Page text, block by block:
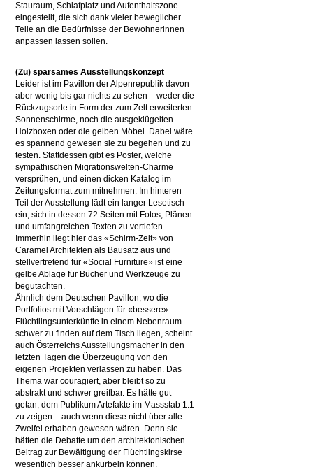
Stauraum, Schlafplatz und Aufenthaltszone
eingestellt, die sich dank vieler beweglicher
Teile an die Bedürfnisse der Bewohnerinnen
anpassen lassen sollen.
(Zu) sparsames Ausstellungskonzept
Leider ist im Pavillon der Alpenrepublik davon
aber wenig bis gar nichts zu sehen – weder die
Rückzugsorte in Form der zum Zelt erweiterten
Sonnenschirme, noch die ausgeklügelten
Holzboxen oder die gelben Möbel. Dabei wäre
es spannend gewesen sie zu begehen und zu
testen. Stattdessen gibt es Poster, welche
sympathischen Migrationswelten-Charme
versprühen, und einen dicken Katalog im
Zeitungsformat zum mitnehmen. Im hinteren
Teil der Ausstellung lädt ein langer Lesetisch
ein, sich in dessen 72 Seiten mit Fotos, Plänen
und umfangreichen Texten zu vertiefen.
Immerhin liegt hier das «Schirm-Zelt» von
Caramel Architekten als Bausatz aus und
stellvertretend für «Social Furniture» ist eine
gelbe Ablage für Bücher und Werkzeuge zu
begutachten.
Ähnlich dem Deutschen Pavillon, wo die
Portfolios mit Vorschlägen für «bessere»
Flüchtlingsunterkünfte in einem Nebenraum
schwer zu finden auf dem Tisch liegen, scheint
auch Österreichs Ausstellungsmacher in den
letzten Tagen die Überzeugung von den
eigenen Projekten verlassen zu haben. Das
Thema war couragiert, aber bleibt so zu
abstrakt und schwer greifbar. Es hätte gut
getan, dem Publikum Artefakte im Massstab 1:1
zu zeigen – auch wenn diese nicht über alle
Zweifel erhaben gewesen wären. Denn sie
hätten die Debatte um den architektonischen
Beitrag zur Bewältigung der Flüchtlingskirse
wesentlich besser ankurbeln können.